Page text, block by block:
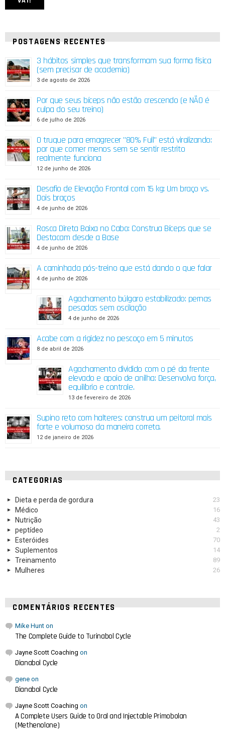
POSTAGENS RECENTES
3 hábitos simples que transformam sua forma física
(sem precisar de academia)
3 de agosto de 2026
Por que seus bíceps não estão crescendo (e NÃO é
culpa do seu treino)
6 de julho de 2026
O truque para emagrecer "80% Full" está viralizando:
por que comer menos sem se sentir restrito
realmente funciona
12 de junho de 2026
Desafio de Elevação Frontal com 15 kg: Um braço vs.
Dois braços
4 de junho de 2026
Rosca Direta Baixa no Cabo: Construa Bíceps que se
Destacam desde a Base
4 de junho de 2026
A caminhada pós-treino que está dando o que falar
4 de junho de 2026
Agachamento búlgaro estabilizado: pernas
pesadas sem oscilação
4 de junho de 2026
Acabe com a rigidez no pescoço em 5 minutos
8 de abril de 2026
Agachamento dividido com o pé da frente
elevado e apoio de anilha: Desenvolva força,
equilíbrio e controle.
13 de fevereiro de 2026
Supino reto com halteres: construa um peitoral mais
forte e volumoso da maneira correta.
12 de janeiro de 2026
CATEGORIAS
Dieta e perda de gordura 23
Médico 16
Nutrição 43
peptídeo 2
Esteróides 70
Suplementos 14
Treinamento 89
Mulheres 26
COMENTÁRIOS RECENTES
Mike Hunt on
The Complete Guide to Turinabol Cycle
Jayne Scott Coaching on
Dianabol Cycle
gene on
Dianabol Cycle
Jayne Scott Coaching on
A Complete Users Guide to Oral and Injectable Primobolan
(Methenolone)